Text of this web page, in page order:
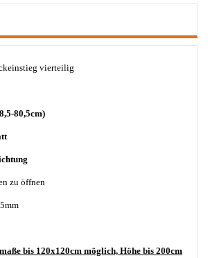
vierteilig
8,5-80,5cm)
zu öffnen
bis 120x120cm möglich, Höhe bis 200cm